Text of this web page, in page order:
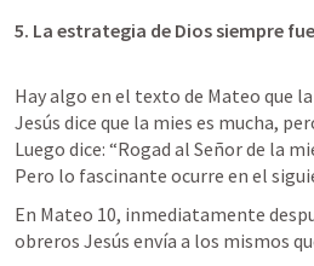
5. La estrategia de Dios siempre
Hay algo en el texto de Mateo que
Jesús dice que la mies es mucha,
Luego dice: “Rogad al Señor de la
Pero lo fascinante ocurre en el
En Mateo 10, inmediatamente
obreros Jesús envía a los mismos